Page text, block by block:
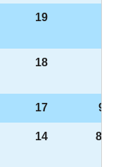
19
18
17 9-
14 8-